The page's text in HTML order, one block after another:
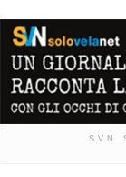
SVN